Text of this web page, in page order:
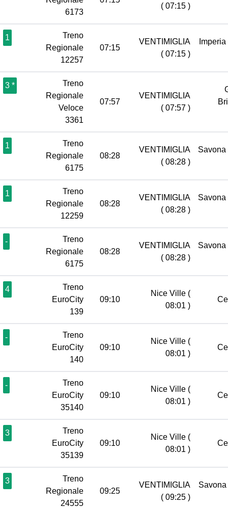
6173
( 07:15 )
1
Treno
Regionale
12257
07:15
VENTIMIGLIA
( 07:15 )
Imperia
3 *
Treno
Regionale
Veloce
3361
07:57
VENTIMIGLIA
( 07:57 )
1
Treno
Regionale
6175
08:28
VENTIMIGLIA
( 08:28 )
Savona
1
Treno
Regionale
12259
08:28
VENTIMIGLIA
( 08:28 )
Savona
-
Treno
Regionale
6175
08:28
VENTIMIGLIA
( 08:28 )
Savona
4
Treno
EuroCity
139
09:10
Nice Ville (
08:01 )
-
Treno
EuroCity
140
09:10
Nice Ville (
08:01 )
-
Treno
EuroCity
35140
09:10
Nice Ville (
08:01 )
3
Treno
EuroCity
35139
09:10
Nice Ville (
08:01 )
3
Treno
Regionale
24555
09:25
VENTIMIGLIA
( 09:25 )
Savona